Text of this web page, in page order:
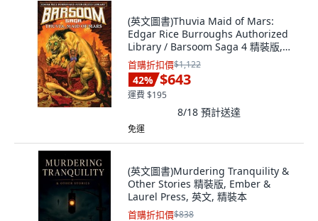
(英文圖書)Thuvia Maid of Mars:
Edgar Rice Burroughs Authorized
Library / Barsoom Saga 4 精裝版,
Edgar Rice Burroughs, Inc., 英文
首購折扣價$1,122
42% $643
運費 $195
8/18 預計送達
免運
(英文圖書)Murdering Tranquility &
Other Stories 精裝版, Ember &
Laurel Press, 英文, 精裝本
首購折扣價$838